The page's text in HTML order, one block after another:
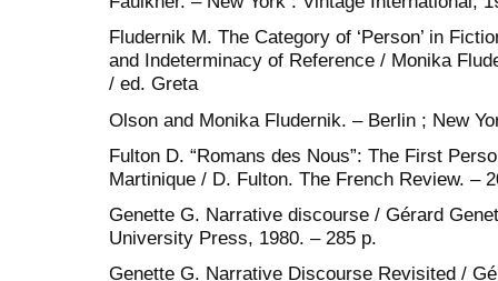
Fludernik M. The Category of ‘Person’ in
and Indeterminacy of Reference / Monika
/ еd. Greta
Olson and Monika Fludernik. – Berlin ; New
Fulton D. “Romans des Nous”: The First
Martinique / D. Fulton. The French Review. –
Genette G. Narrative discourse / Gérard
University Press, 1980. – 285 p.
Genette G. Narrative Discourse Revisited /